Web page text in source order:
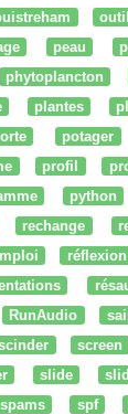
outil
peau
phytoplancton
plantes
potager
profil
python
rechange
réflexion
RunAudio
screen
slide
spams spf